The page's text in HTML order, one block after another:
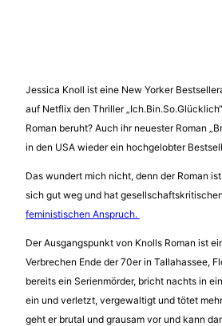
Jessica Knoll ist eine New Yorker
auf Netflix den Thriller
Roman beruht? Auch ihr neuester Roman
in den USA wieder ein hochgelobter
Das wundert mich nicht, denn der Roman
sich gut weg und hat
feministischen Anspruch.
Der Ausgangspunkt von Knolls Roman ist
Verbrechen Ende der 70er in Tallahassee,
bereits ein Serienmörder, bricht nachts in
ein und verletzt, vergewaltigt und tötet
geht er brutal und grausam vor und kann